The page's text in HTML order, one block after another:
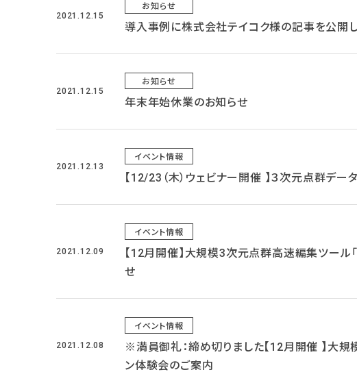
2021.12.15
お知らせ
導入事例に株式会社テイコク様の記事を公開し
2021.12.15
お知らせ
年末年始休業のお知らせ
2021.12.13
イベント情報
【12/23（木）ウェビナー開催 】３次元点群デ
2021.12.09
イベント情報
【12月開催】大規模3次元点群高速編集ツー
せ
2021.12.08
イベント情報
※満員御礼：締め切りました【12月開催 】大
ン体験会のご案内